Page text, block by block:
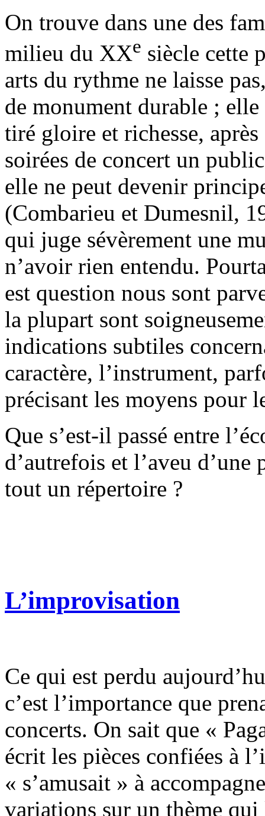
On trouve dans une des
milieu du XXe siècle cette
arts du rythme ne laisse
de monument durable ;
tiré gloire et richesse,
soirées de concert un
elle ne peut devenir
(Combarieu et Dumesnil,
qui juge sévèrement une
n’avoir rien entendu.
est question nous sont
la plupart sont
indications subtiles
caractère, l’instrument,
précisant les moyens pour
Que s’est-il passé entre
d’autrefois et l’aveu
tout un répertoire ?
L’improvisation
Ce qui est perdu
c’est l’importance que
concerts. On sait que «
écrit les pièces confiées à
« s’amusait » à
variations sur un thème